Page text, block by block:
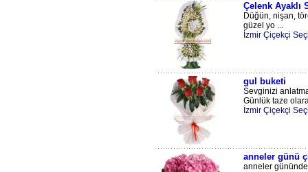
Çelenk Ayaklı
Düğün, nişan,
güzel yo ...
İzmir Çiçekçi
gul buketi
Sevginizi
Günlük taze
İzmir Çiçekçi
anneler günü
anneler